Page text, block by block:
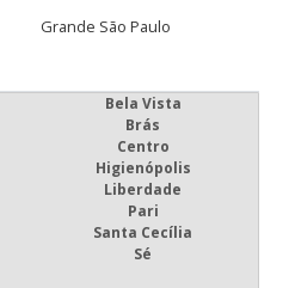
Grande São Paulo
Bela Vista
Brás
Centro
Higienópolis
Liberdade
Pari
Santa Cecília
Sé